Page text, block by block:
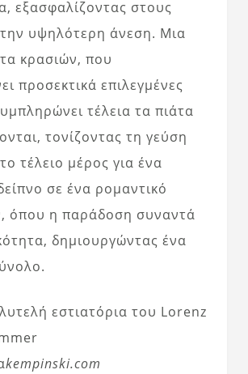
εξασφαλίζοντας στους
την υψηλότερη άνεση. Μια
κρασιών, που
προσεκτικά επιλεγμένες
τέλεια τα πιάτα
τονίζοντας τη γεύση
τέλειο μέρος για ένα
σε ένα ρομαντικό
όπου η παράδοση συναντά
δημιουργώντας ένα
kempinski.com